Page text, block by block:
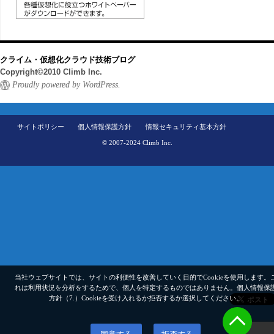
クライム・仮想化クラウド技術ブログ
Copyright©2010 Climb Inc.
Proudly powered by WordPress.
サイトポリシー 個人情報保護方針 情報セキュリティ基本方針
© 2007-2024 Climb Inc.
当社ウェブサイトでは、サイトの利便性を改善していく目的でCookieを使用します。
れは利用状況を分析をするためで、個人を特定するものではありません。 個人情報保
方針（7.） Cookieを受け入れるか拒否するか選択してください。